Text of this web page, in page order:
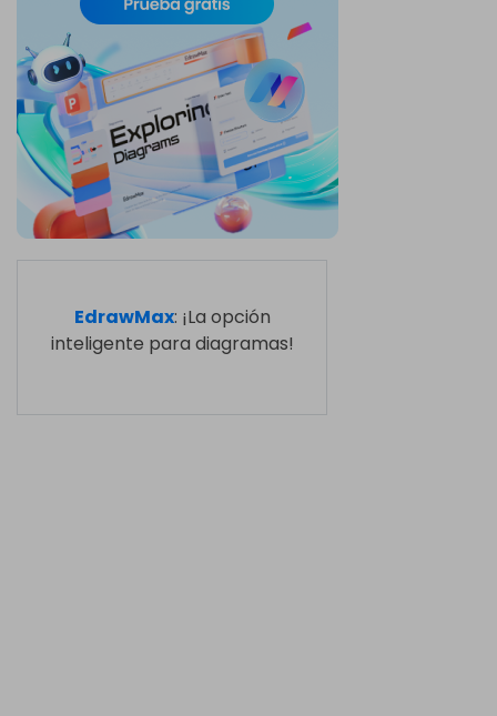
EdrawMax: ¡La opción
inteligente para diagramas!